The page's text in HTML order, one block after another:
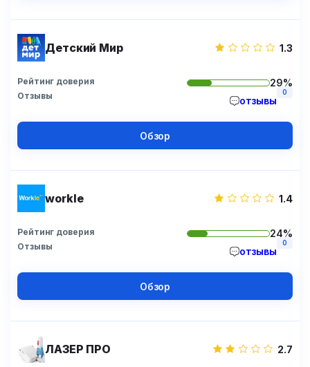
Детский Мир 1.3
Рейтинг доверия 29%
Отзывы отзывы
0
Обзор
workle 1.4
Рейтинг доверия 24%
Отзывы отзывы
0
Обзор
ЛАЗЕР ПРО 2.7